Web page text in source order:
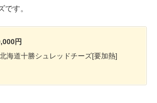
です。
円
海道十勝シュレッドチーズ[要加熱]